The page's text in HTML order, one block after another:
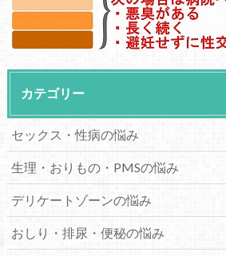
カテゴリー
セックス・性病の悩み
生理・おりもの・PMSの悩み
デリケートゾーンの悩み
おしり・排尿・便秘の悩み